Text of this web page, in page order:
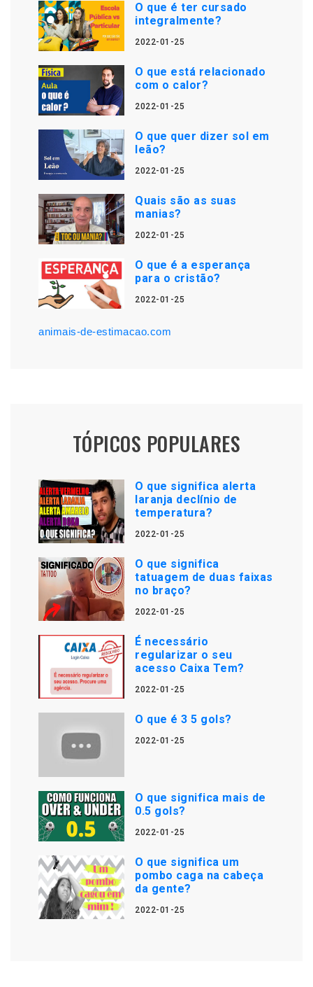
O que é ter cursado
integralmente?
2022-01-25
O que está relacionado
com o calor?
2022-01-25
O que quer dizer sol em
leão?
2022-01-25
Quais são as suas
manias?
2022-01-25
O que é a esperança
para o cristão?
2022-01-25
animais-de-estimacao.com
TÓPICOS POPULARES
O que significa alerta
laranja declínio de
temperatura?
2022-01-25
O que significa
tatuagem de duas faixas
no braço?
2022-01-25
É necessário
regularizar o seu
acesso Caixa Tem?
2022-01-25
O que é 3 5 gols?
2022-01-25
O que significa mais de
0.5 gols?
2022-01-25
O que significa um
pombo caga na cabeça
da gente?
2022-01-25